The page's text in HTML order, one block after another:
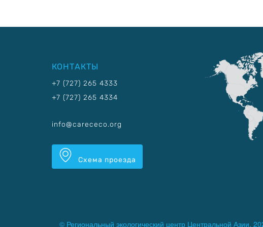
КОНТАКТЫ
+7 (727) 265 4333
+7 (727) 265 4334
info@carececo.org
Схема проезда
© Региональный экологический центр Центральной Азии,